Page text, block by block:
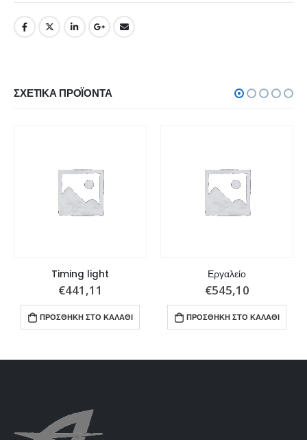
ΣΧΕΤΙΚΆ ΠΡΟΪΌΝΤΑ
Timing light
€441,11
ΠΡΟΣΘΉΚΗ ΣΤΟ ΚΑΛΆΘΙ
Εργαλείο
€545,10
ΠΡΟΣΘΉΚΗ ΣΤΟ ΚΑΛΆΘΙ